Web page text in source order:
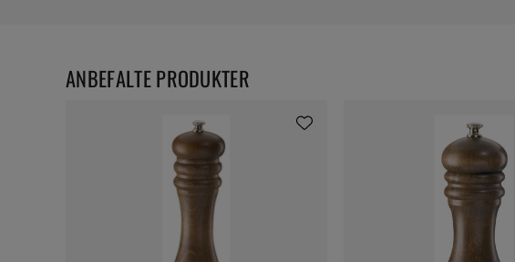
ANBEFALTE PRODUKTER